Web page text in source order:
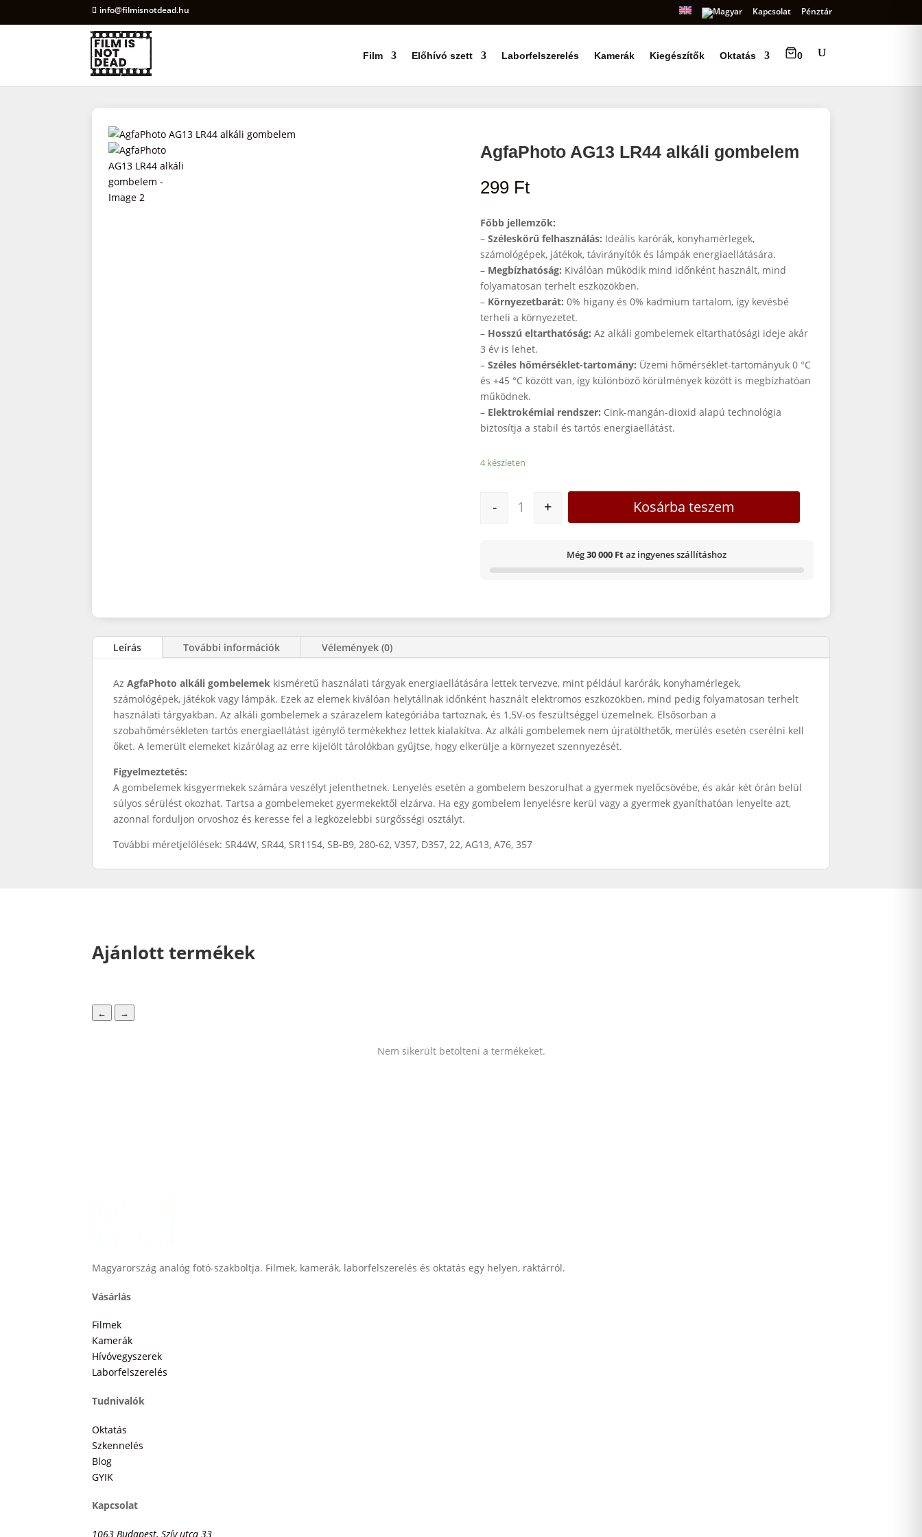
info@filmisnotdead.hu Kapcsolat Pénztár
Film Előhívó szett Laborfelszerelés Kamerák Kiegészítők Oktatás 0
Products
AgfaPhoto AG13 LR44 alkáli gombelem
299 Ft
Főbb jellemzők:
–Széleskörű felhasználás: Ideális karórák, konyhamérlegek,
számológépek, játékok, távirányítók és lámpák energiaellátására.
– Megbízhatóság: Kiválóan működik mind időnként használt, mind
folyamatosan terhelt eszközökben.
– Környezetbarát: 0% higany és 0% kadmium tartalom, így kevésbé
terheli a környezetet.
– Hosszú eltarthatóság: Az alkáli gombelemek eltarthatósági ideje akár
3 év is lehet.
–Széles hőmérséklet-tartomány: Üzemi hőmérséklet-tartományuk 0 °C
és +45 °C között van, így különböző körülmények között is megbízhatóan
működnek.
– Elektrokémiai rendszer: Cink-mangán-dioxid alapú technológia
biztosítja a stabil és tartós energiaellátást.
4 készleten
AgfaPhoto AG13 LR44 alkáli gombelem mennyiség
- + Kosárba teszem
Még30 000 Ftaz ingyenes szállításhoz
Leírás További információk Vélemények (0)
AzAgfaPhoto alkáli gombelemek kisméretű használati tárgyak energiaellátására lettek tervezve, mint például karórák, konyhamérlegek,
számológépek, játékok vagy lámpák. Ezek az elemek kiválóan helytállnak időnként használt elektromos eszközökben, mind pedig folyamatosan terhelt
használati tárgyakban. Az alkáli gombelemek a szárazelem kategóriába tartoznak, és 1,5V-os feszültséggel üzemelnek. Elsősorban a
szobahőmérsékleten tartós energiaellátást igénylő termékekhez lettek kialakítva. Az alkáli gombelemek nem újratölthetők, merülés esetén cserélni kell
őket. A lemerült elemeket kizárólag az erre kijelölt tárolókban gyűjtse, hogy elkerülje a környezet szennyezését.
Figyelmeztetés:
A gombelemek kisgyermekek számára veszélyt jelenthetnek. Lenyelés esetén a gombelem beszorulhat a gyermek nyelőcsövébe, és akár két órán belül
súlyos sérülést okozhat. Tartsa a gombelemeket gyermekektől elzárva. Ha egy gombelem lenyelésre kerül vagy a gyermek gyaníthatóan lenyelte azt,
azonnal forduljon orvoshoz és keresse fel a legközelebbi sürgősségi osztályt.
További méretjelölések: SR44W, SR44, SR1154, SB-B9, 280-62, V357, D357, 22, AG13, A76, 357
Ajánlott termékek
← →
Nem sikerült betölteni a termékeket.
Magyarország analóg fotó-szakboltja. Filmek, kamerák, laborfelszerelés és oktatás egy helyen, raktárról.
Vásárlás
Filmek
Kamerák
Hívóvegyszerek
Laborfelszerelés
Tudnivalók
Oktatás
Szkennelés
Blog
GYIK
Kapcsolat
1063 Budapest, Szív utca 33